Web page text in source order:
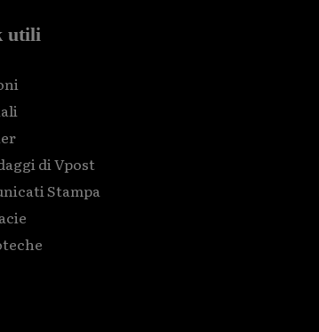
utili
di Vpost
Stampa